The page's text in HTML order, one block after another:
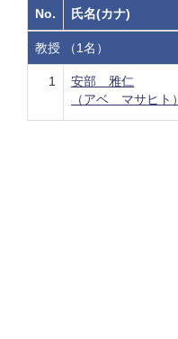
No. 氏名(カナ)
教授 （1名）
1
安部 雅仁
（アベ マサヒト）